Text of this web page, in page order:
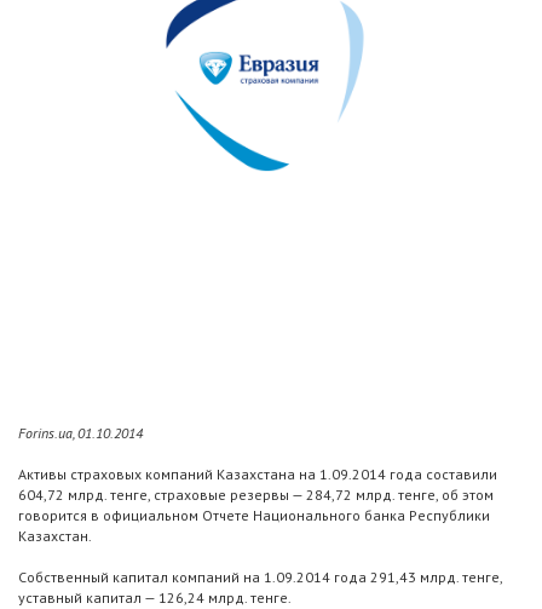
Forins.ua, 01.10.2014
Активы страховых компаний Казахстана на 1.09.2014 года составили
604,72 млрд. тенге, страховые резервы — 284,72 млрд. тенге, об этом
говорится в официальном Отчете Национального банка Республики
Казахстан.
Собственный капитал компаний на 1.09.2014 года 291,43 млрд. тенге,
уставный капитал — 126,24 млрд. тенге.